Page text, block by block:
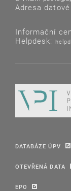
Adresa
Informační
Helpdesk:
DATABÁZE ÚPV
OTEVŘENÁ DATA
EPO